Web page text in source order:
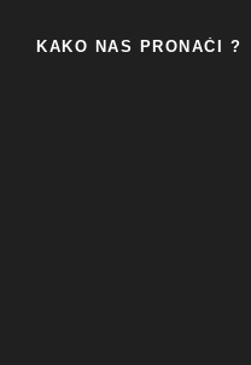
KAKO NAS PRONAĆI ?